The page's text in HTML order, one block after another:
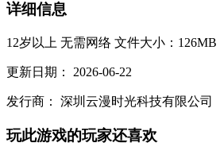
详细信息
12岁以上 无需网络 文件大小：126MB
更新日期： 2026-06-22
发行商： 深圳云漫时光科技有限公司
玩此游戏的玩家还喜欢